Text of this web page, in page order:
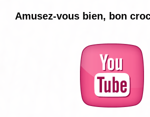
Amusez-vous bien, bon